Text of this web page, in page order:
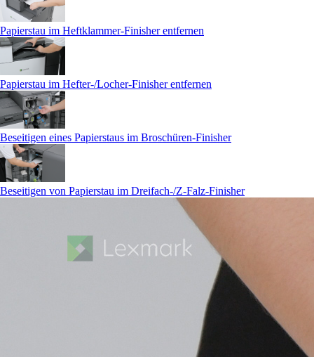
Papierstau im Heftklammer-Finisher entfernen
Papierstau im Hefter-/Locher-Finisher entfernen
Beseitigen eines Papierstaus im Broschüren-Finisher
Beseitigen von Papierstau im Dreifach-/Z-Falz-Finisher